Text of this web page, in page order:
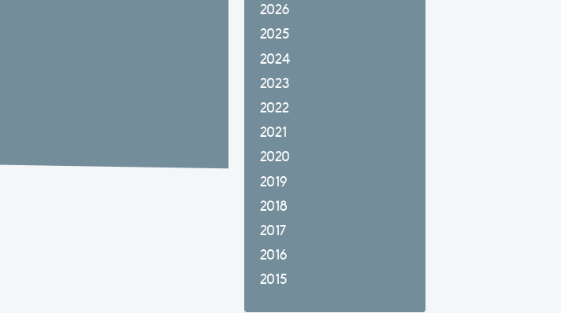
2026
2025
2024
2023
2022
2021
2020
2019
2018
2017
2016
2015